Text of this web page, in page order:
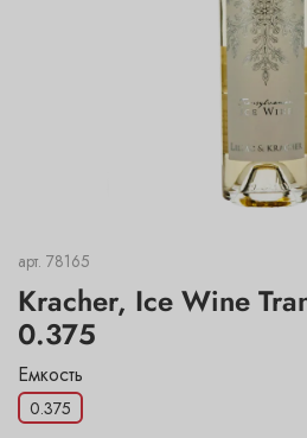
арт. 78165
Kracher, Ice Wine
0.375
Емкость
0.375